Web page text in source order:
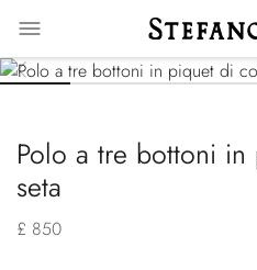
Polo a tre bottoni
seta
£ 850